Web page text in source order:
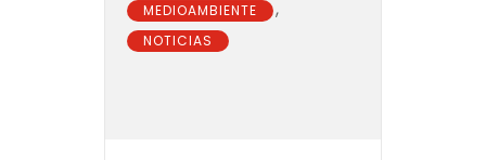
MEDIOAMBIENTE ,
NOTICIAS